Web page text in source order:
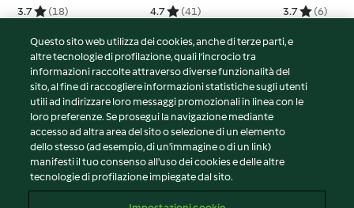
3.7 (18) 4.7 (41) 3.7 (6)
© Copyright 2026
Termini del servizio
Informativa sulla privacy
Avvertenze generali
Note legali
Questo sito web utilizza dei cookies, anche di terze parti, e
altre tecnologie di profilazione, quali l’incrocio tra
informazioni raccolte attraverso diverse funzionalità del
sito, al fine di raccogliere informazioni statistiche sugli utenti
utili ad indirizzare loro messaggi promozionali in linea con le
loro preferenze. Se prosegui la navigazione mediante
accesso ad altra area del sito o selezione di un elemento
dello stesso (ad esempio, di un'immagine o di un link)
manifesti il tuo consenso all'uso dei cookies e delle altre
tecnologie di profilazione impiegate dal sito.